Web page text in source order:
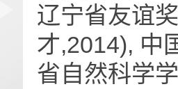
辽宁省友谊
才,2014), 中
省自然科学